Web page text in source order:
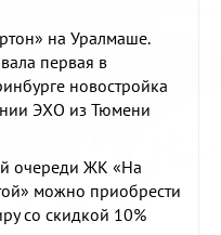
на Уралмаше.
первая в
новостройка
ЭХО из Тюмени
очереди ЖК «На
можно приобрести
со скидкой 10%